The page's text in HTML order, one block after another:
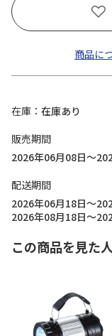
商品に
在庫
在庫あり
販売期間
2026年06月08日～
配送期間
2026年06月18日～
2026年08月18日～
この商品を見た